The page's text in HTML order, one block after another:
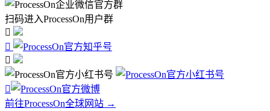
扫码进入ProcessOn用户群




前往ProcessOn全球网站 →